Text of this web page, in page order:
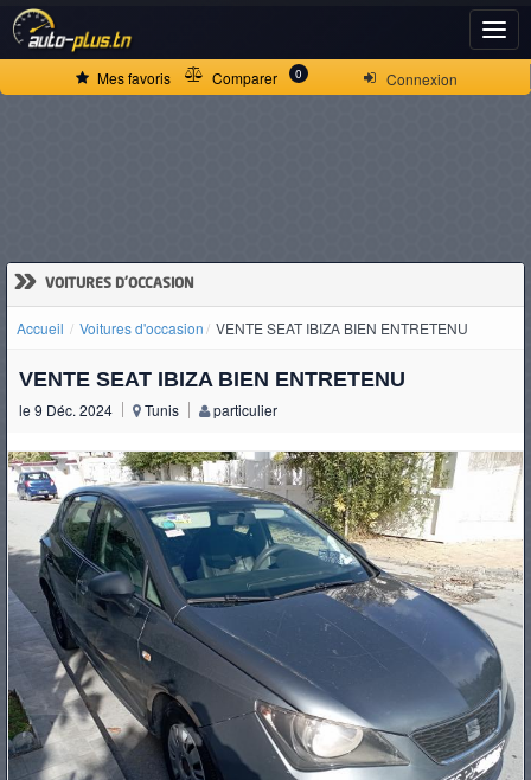
Connexion
Mes favoris Comparer 0
» VOITURES D'OCCASION
Accueil Voitures d'occasion VENTE SEAT IBIZA BIEN ENTRETENU
VENTE SEAT IBIZA BIEN ENTRETENU
le 9 Déc. 2024 Tunis particulier
ACCUEIL
D'OCCASION
CAMIONS
PNEUS